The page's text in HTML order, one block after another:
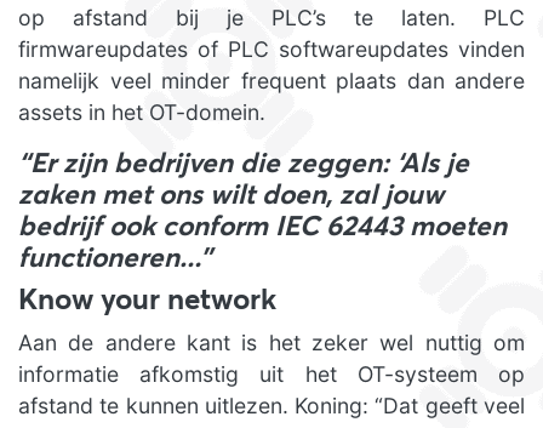
op afstand bij je PLC’s te laten. PLC
firmwareupdates of PLC softwareupdates vinden
namelijk veel minder frequent plaats dan andere
assets in het OT-domein.
“Er zijn bedrijven die zeggen: ‘Als je
zaken met ons wilt doen, zal jouw
bedrijf ook conform IEC 62443 moeten
functioneren…”
Know your network
Aan de andere kant is het zeker wel nuttig om
informatie afkomstig uit het OT-systeem op
afstand te kunnen uitlezen. Koning: “Dat geeft veel